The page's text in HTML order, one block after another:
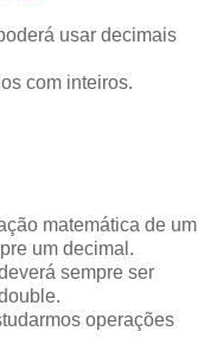
usar decimais
com inteiros.
matemática de um
um decimal.
sempre ser
operações